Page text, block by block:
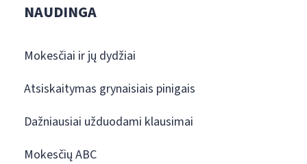
NAUDINGA
Mokesčiai ir jų dydžiai
Atsiskaitymas grynaisiais pinigais
Dažniausiai užduodami klausimai
Mokesčių ABC